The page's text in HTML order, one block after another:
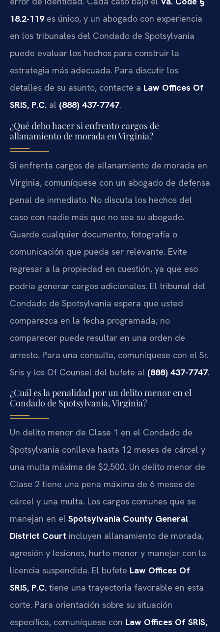
18.2-119es único, y un abogado con experiencia
en los tribunales del Condado de Spotsylvania
puede evaluar los hechos para construir la
estrategia más adecuada. Para discutir los
detalles de su asunto, contacte a Law Offices Of
SRIS, P.C. al (888) 437-7747.
¿Qué debo hacer si enfrento cargos de
allanamiento de morada en Virginia?
Si enfrenta cargos de allanamiento de morada en
Virginia, comuníquese con un abogado de defensa
penal de inmediato. No discuta los hechos del
caso con nadie más que no sea su abogado.
Guarde cualquier documento, fotografía o
comunicación que pueda ser relevante. Evite
regresar a la propiedad en cuestión, ya que eso
podría generar cargos adicionales. El tribunal del
Condado de Spotsylvania espera que usted
comparezca en la fecha programada; no
comparecer puede resultar en una orden de
arresto. Para una consulta, comuníquese con el Sr.
Sris y los Of Counsel del bufete al (888) 437-7747.
¿Cuál es la penalidad por un delito menor en el
Condado de Spotsylvania, Virginia?
Un delito menor de Clase 1 en el Condado de
Spotsylvania conlleva hasta 12 meses de cárcel y
una multa máxima de $2,500. Un delito menor de
Clase 2 tiene una pena máxima de 6 meses de
cárcel y una multa. Los cargos comunes que se
manejan en el Spotsylvania County General
District Court incluyen allanamiento de morada,
agresión y lesiones, hurto menor y manejar con la
licencia suspendida. El bufete Law Offices Of
SRIS, P.C. tiene una trayectoria favorable en esta
corte. Para orientación sobre su situación
específica, comuníquese con Law Offices Of SRIS,